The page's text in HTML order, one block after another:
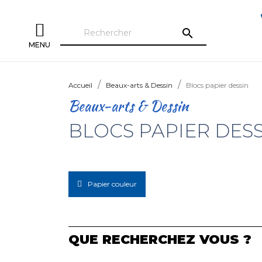
MENU
search
Accueil Beaux-arts & Dessin Blocs papier dessin
Beaux-arts & Dessin
BLOCS PAPIER
Papier couleur
QUE RECHERCHEZ VOUS ?